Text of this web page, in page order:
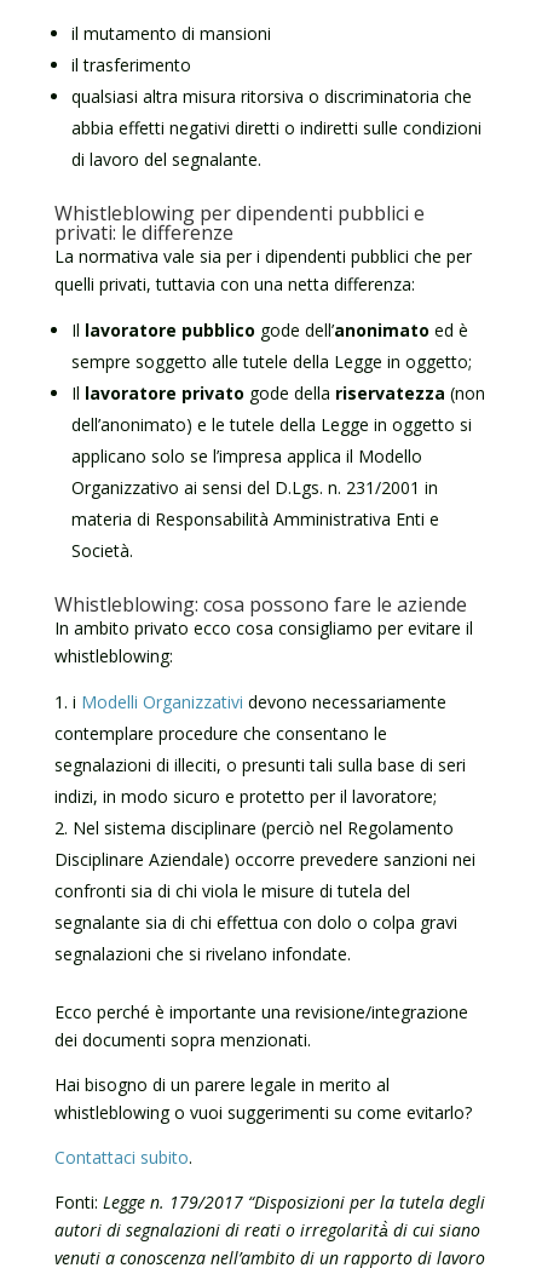
il mutamento di mansioni
il trasferimento
qualsiasi altra misura ritorsiva o discriminatoria che
abbia effetti negativi diretti o indiretti sulle condizioni
di lavoro del segnalante.
Whistleblowing per dipendenti pubblici e
privati: le differenze
La normativa vale sia per i dipendenti pubblici che per
quelli privati, tuttavia con una netta differenza:
Il lavoratore pubblico gode dell’anonimato ed è
sempre soggetto alle tutele della Legge in oggetto;
Il lavoratore privato gode della riservatezza (non
dell’anonimato) e le tutele della Legge in oggetto si
applicano solo se l’impresa applica il Modello
Organizzativo ai sensi del D.Lgs. n. 231/2001 in
materia di Responsabilità Amministrativa Enti e
Società.
Whistleblowing: cosa possono fare le aziende
In ambito privato ecco cosa consigliamo per evitare il
whistleblowing:
i Modelli Organizzativi devono necessariamente
contemplare procedure che consentano le
segnalazioni di illeciti, o presunti tali sulla base di seri
indizi, in modo sicuro e protetto per il lavoratore;
Nel sistema disciplinare (perciò nel Regolamento
Disciplinare Aziendale) occorre prevedere sanzioni nei
confronti sia di chi viola le misure di tutela del
segnalante sia di chi effettua con dolo o colpa gravi
segnalazioni che si rivelano infondate.
Ecco perché è importante una revisione/integrazione
dei documenti sopra menzionati.
Hai bisogno di un parere legale in merito al
whistleblowing o vuoi suggerimenti su come evitarlo?
Contattaci subito.
Fonti: Legge n. 179/2017 “Disposizioni per la tutela degli
autori di segnalazioni di reati o irregolarità̀ di cui siano
venuti a conoscenza nell’ambito di un rapporto di lavoro